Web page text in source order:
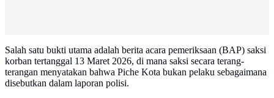
Salah satu bukti utama adalah berita acara pemeriksaan (BAP) saksi
korban tertanggal 13 Maret 2026, di mana saksi secara terang-
terangan menyatakan bahwa Piche Kota bukan pelaku sebagaimana
disebutkan dalam laporan polisi.